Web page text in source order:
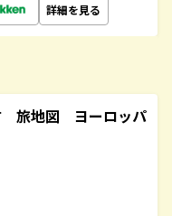
詳細を見る
旅地図 ヨーロッパ